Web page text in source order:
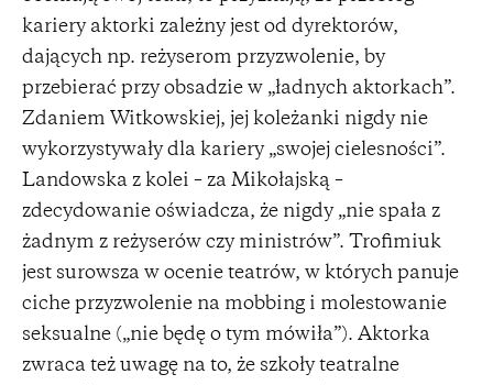
kariery aktorki zależny jest od dyrektorów,
dających np. reżyserom przyzwolenie, by
przebierać przy obsadzie w „ładnych aktorkach”.
Zdaniem Witkowskiej, jej koleżanki nigdy nie
wykorzystywały dla kariery „swojej cielesności”.
Landowska z kolei – za Mikołajską –
zdecydowanie oświadcza, że nigdy „nie spała z
żadnym z reżyserów czy ministrów”. Trofimiuk
jest surowsza w ocenie teatrów, w których panuje
ciche przyzwolenie na mobbing i molestowanie
seksualne („nie będę o tym mówiła”). Aktorka
zwraca też uwagę na to, że szkoły teatralne